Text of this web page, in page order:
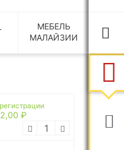
МЕБЕЛЬ
МАЛАЙЗИИ
₽